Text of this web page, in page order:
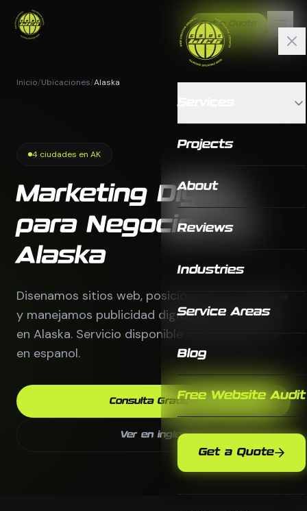
Get a Quote
Projects
About
Reviews
Industries
Service Areas
Blog
Free Website Audit
Get a Quote
Inicio/Ubicaciones/Alaska
4 ciudades en AK
Marketing Digital
para Negocios en
Alaska
Disenamos sitios web, posicionamos en Google
y manejamos publicidad digital para empresas
en Alaska. Servicio disponible completamente
en espanol.
Consulta Gratis
Ver en ingles